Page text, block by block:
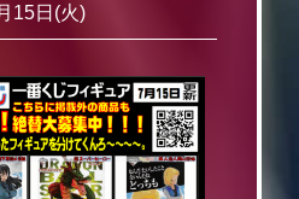
15日(火)